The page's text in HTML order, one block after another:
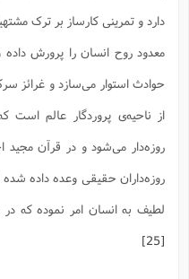
دارد و تمرینی کارساز بر ترک
معدود روح انسان را پرورش داده
حوادث استوار می‌سازد و غرائز
از ناحیه‌ی پروردگار عالم
روزه‌دار می‌شود و در قرآن مجید
روزه‌داران حقیقی وعده داده
لطیف به انسان امر نموده که در